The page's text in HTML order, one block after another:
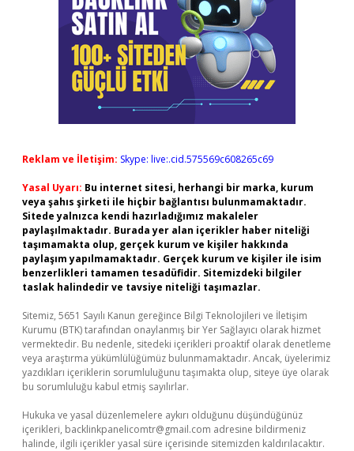
Reklam ve İletişim: Skype: live:.cid.575569c608265c69
Yasal Uyarı: Bu internet sitesi, herhangi bir marka, kurum
veya şahıs şirketi ile hiçbir bağlantısı bulunmamaktadır.
Sitede yalnızca kendi hazırladığımız makaleler
paylaşılmaktadır. Burada yer alan içerikler haber niteliği
taşımamakta olup, gerçek kurum ve kişiler hakkında
paylaşım yapılmamaktadır. Gerçek kurum ve kişiler ile isim
benzerlikleri tamamen tesadüfidir. Sitemizdeki bilgiler
taslak halindedir ve tavsiye niteliği taşımazlar.
Sitemiz, 5651 Sayılı Kanun gereğince Bilgi Teknolojileri ve İletişim
Kurumu (BTK) tarafından onaylanmış bir Yer Sağlayıcı olarak hizmet
vermektedir. Bu nedenle, sitedeki içerikleri proaktif olarak denetleme
veya araştırma yükümlülüğümüz bulunmamaktadır. Ancak, üyelerimiz
yazdıkları içeriklerin sorumluluğunu taşımakta olup, siteye üye olarak
bu sorumluluğu kabul etmiş sayılırlar.
Hukuka ve yasal düzenlemelere aykırı olduğunu düşündüğünüz
içerikleri, backlinkpanelicomtr@gmail.com adresine bildirmeniz
halinde, ilgili içerikler yasal süre içerisinde sitemizden kaldırılacaktır.